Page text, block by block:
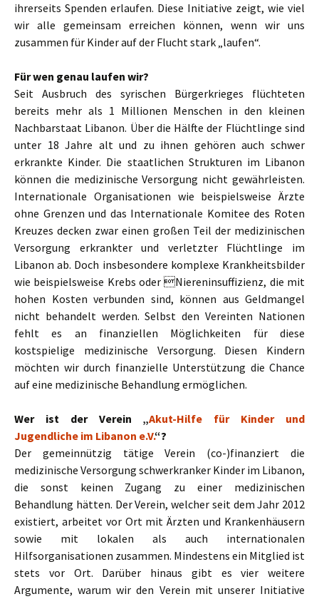
ihrerseits Spenden erlaufen. Diese Initiative zeigt, wie viel
wir alle gemeinsam erreichen können, wenn wir uns
zusammen für Kinder auf der Flucht stark „laufen“.
Für wen genau laufen wir?
Seit Ausbruch des syrischen Bürgerkrieges flüchteten
bereits mehr als 1 Millionen Menschen in den kleinen
Nachbarstaat Libanon. Über die Hälfte der Flüchtlinge sind
unter 18 Jahre alt und zu ihnen gehören auch schwer
erkrankte Kinder. Die staatlichen Strukturen im Libanon
können die medizinische Versorgung nicht gewährleisten.
Internationale Organisationen wie beispielsweise Ärzte
ohne Grenzen und das Internationale Komitee des Roten
Kreuzes decken zwar einen großen Teil der medizinischen
Versorgung erkrankter und verletzter Flüchtlinge im
Libanon ab. Doch insbesondere komplexe Krankheitsbilder
wie beispielsweise Krebs oder Niereninsuffizienz, die mit
hohen Kosten verbunden sind, können aus Geldmangel
nicht behandelt werden. Selbst den Vereinten Nationen
fehlt es an finanziellen Möglichkeiten für diese
kostspielige medizinische Versorgung. Diesen Kindern
möchten wir durch finanzielle Unterstützung die Chance
auf eine medizinische Behandlung ermöglichen.
Wer ist der Verein „Akut-Hilfe für Kinder und
Jugendliche im Libanon e.V.“?
Der gemeinnützig tätige Verein (co-)finanziert die
medizinische Versorgung schwerkranker Kinder im Libanon,
die sonst keinen Zugang zu einer medizinischen
Behandlung hätten. Der Verein, welcher seit dem Jahr 2012
existiert, arbeitet vor Ort mit Ärzten und Krankenhäusern
sowie mit lokalen als auch internationalen
Hilfsorganisationen zusammen. Mindestens ein Mitglied ist
stets vor Ort. Darüber hinaus gibt es vier weitere
Argumente, warum wir den Verein mit unserer Initiative